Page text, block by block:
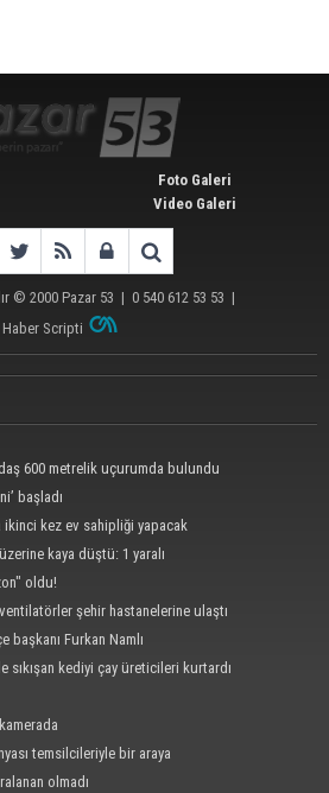
Foto Galeri
Video Galeri
© 2000 Pazar 53 | 0 540 612 53 53 |
Haber Scripti
600 metrelik uçurumda bulundu
başladı
ikinci kez ev sahipliği yapacak
kaya düştü: 1 yaralı
oldu!
şehir hastanelerine ulaştı
başkanı Furkan Namlı
kediyi çay üreticileri kurtardı
temsilcileriyle bir araya
olmadı